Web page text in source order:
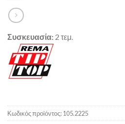
Συσκευασία: 2 τεμ.
Κωδικός προϊόντος:105.2225